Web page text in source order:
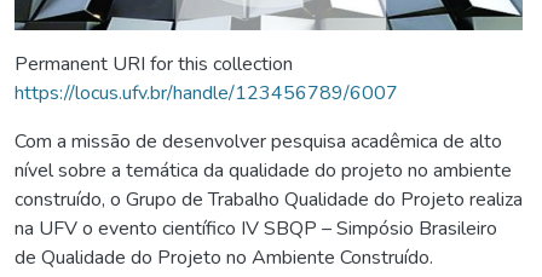
Permanent URI for this collection
https://locus.ufv.br/handle/123456789/6007
Com a missão de desenvolver pesquisa acadêmica de alto
nível sobre a temática da qualidade do projeto no ambiente
construído, o Grupo de Trabalho Qualidade do Projeto realiza
na UFV o evento científico IV SBQP – Simpósio Brasileiro
de Qualidade do Projeto no Ambiente Construído.